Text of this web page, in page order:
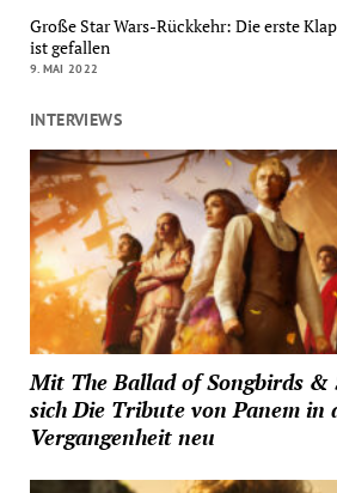
Große Star Wars-Rückkehr: Die erste
ist gefallen
9. MAI 2022
INTERVIEWS
Mit The Ballad of Songbirds &
sich Die Tribute von Panem in
Vergangenheit neu